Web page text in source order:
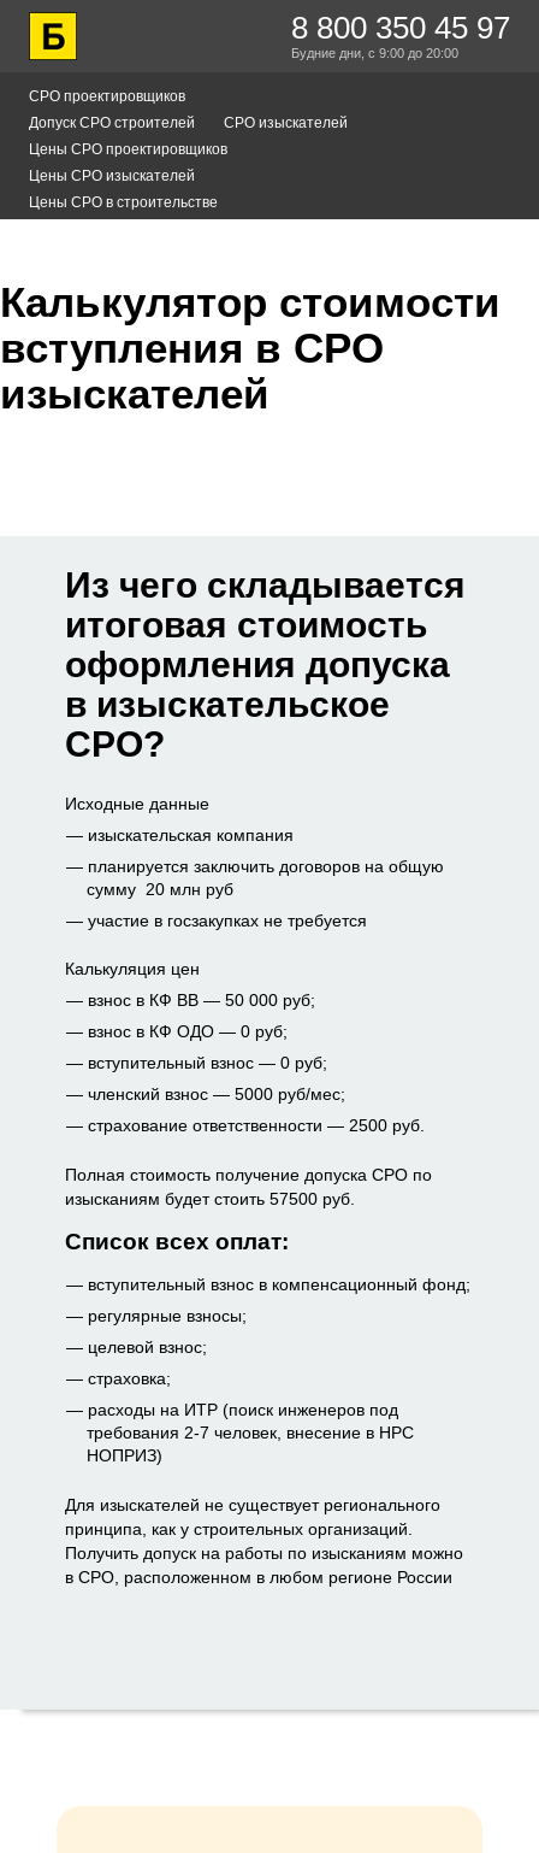
8 800 350 45 97
Будние дни, с 9:00 до 20:00
СРО проектировщиков
Допуск СРО строителей
СРО изыскателей
Цены СРО проектировщиков
Цены СРО изыскателей
Цены СРО в строительстве
Калькулятор стоимости
вступления в СРО
изыскателей
Из чего складывается
итоговая стоимость
оформления допуска
в изыскательское
СРО?
Исходные данные
изыскательская компания
планируется заключить договоров на общую
сумму 20 млн руб
участие в госзакупках не требуется
Калькуляция цен
взнос в КФ ВВ — 50 000 руб;
взнос в КФ ОДО — 0 руб;
вступительный взнос — 0 руб;
членский взнос — 5000 руб/мес;
страхование ответственности — 2500 руб.
Полная стоимость получение допуска СРО по
изысканиям будет стоить 57500 руб.
Список всех оплат:
вступительный взнос в компенсационный фонд;
регулярные взносы;
целевой взнос;
страховка;
расходы на ИТР (поиск инженеров под
требования 2-7 человек, внесение в НРС
НОПРИЗ)
Для изыскателей не существует регионального
принципа, как у строительных организаций.
Получить допуск на работы по изысканиям можно
в СРО, расположенном в любом регионе России